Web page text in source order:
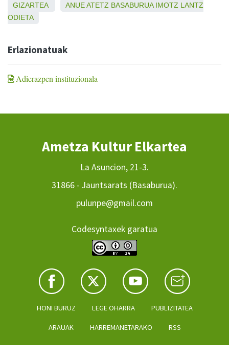
GIZARTEA ANUEATETZ BASABURUA IMOTZ LANTZ
ODIETA
Erlazionatuak
Adierazpen instituzionala
Ametza Kultur Elkartea
La Asuncion, 21-3.
31866 - Jauntsarats (Basaburua).
pulunpe@gmail.com
Codesyntaxek garatua
HONI BURUZ LEGE OHARRA PUBLIZITATEA
ARAUAK HARREMANETARAKO RSS